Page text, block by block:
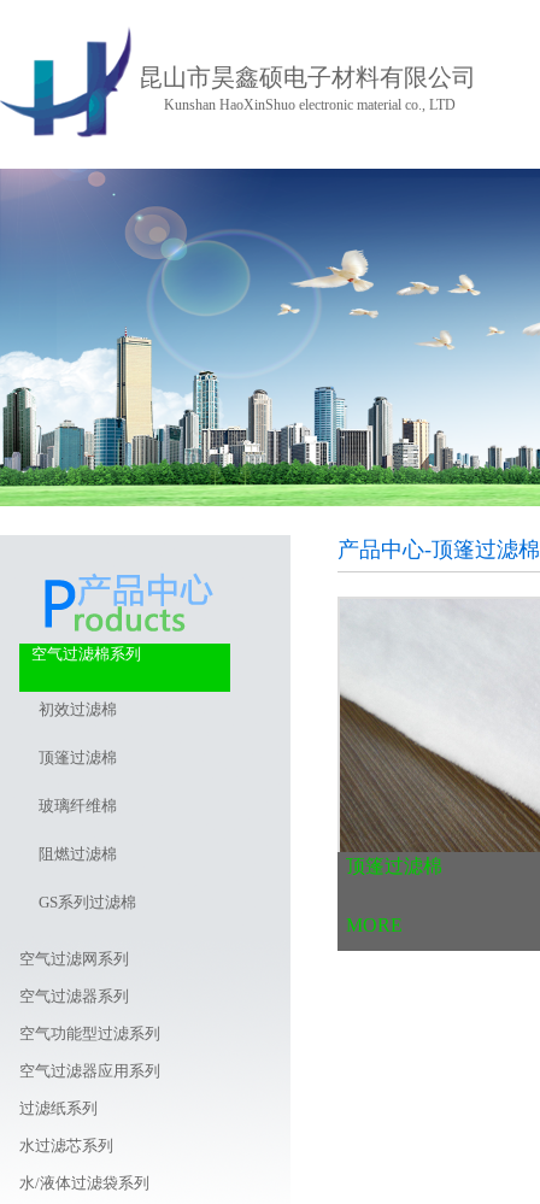
昆山市昊鑫硕电子材料有限公司
Kunshan HaoXinShuo electronic material co., LTD
空气过滤棉系列
初效过滤棉
顶篷过滤棉
玻璃纤维棉
阻燃过滤棉
GS系列过滤棉
空气过滤网系列
空气过滤器系列
空气功能型过滤系列
空气过滤器应用系列
过滤纸系列
水过滤芯系列
水/液体过滤袋系列
产品中心-顶篷过滤棉
顶篷过滤棉
MORE